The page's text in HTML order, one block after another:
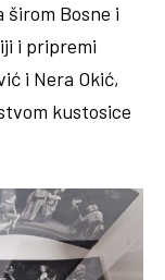
širom Bosne i
i pripremi
i Nera Okić,
kustosice